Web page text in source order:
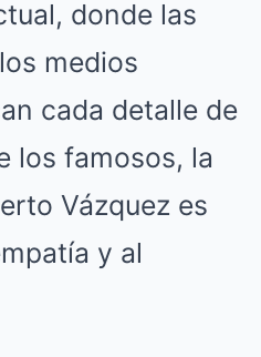
donde las
medios
cada detalle de
los famosos, la
Vázquez es
y al